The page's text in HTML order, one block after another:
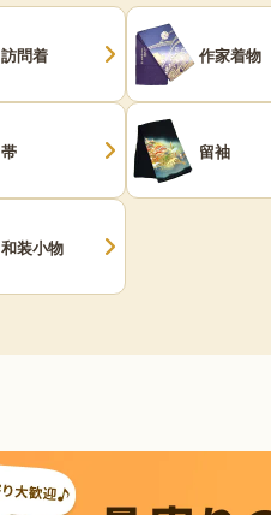
訪問着 作家着物
帯 留袖
和装小物